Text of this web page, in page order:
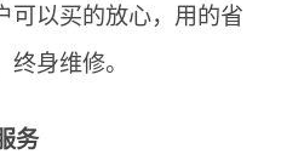
可以买的放心，用的省
身维修。
务